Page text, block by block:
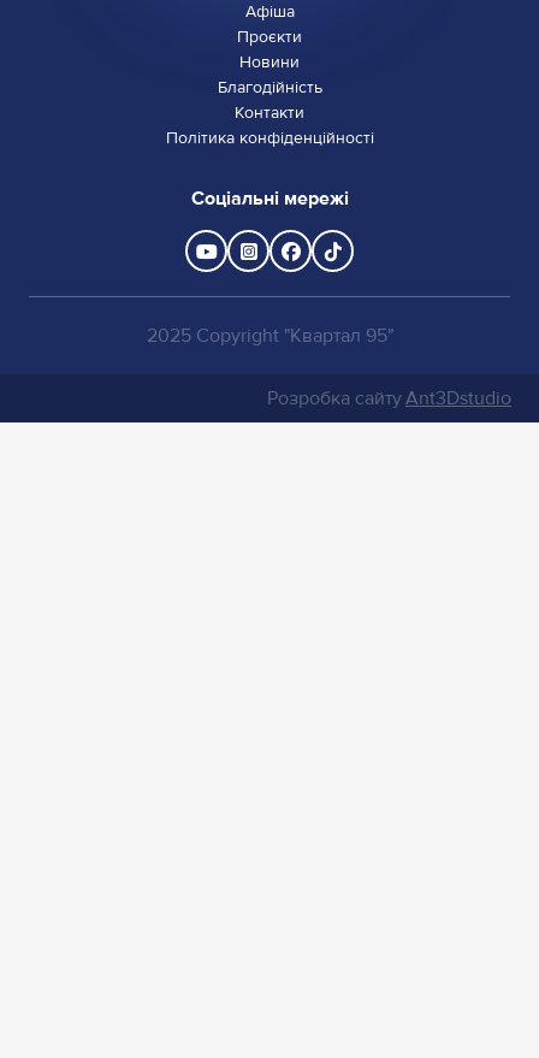
Афіша
Проєкти
Новини
Благодійність
Контакти
Політика конфіденційності
Соціальні мережі
2025 Copyright "Квартал 95"
Розробка сайтуAnt3Dstudio